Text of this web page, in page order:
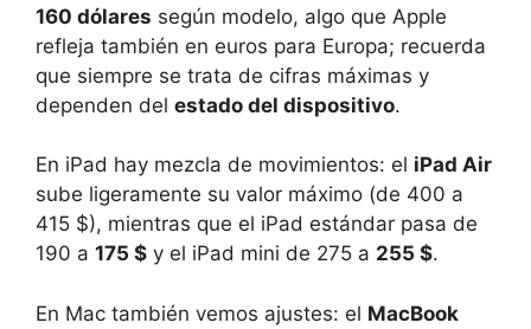
160 dólares según modelo, algo que Apple
refleja también en euros para Europa; recuerda
que siempre se trata de cifras máximas y
dependen del estado del dispositivo.
En iPad hay mezcla de movimientos: el iPad Air
sube ligeramente su valor máximo (de 400 a
415 $), mientras que el iPad estándar pasa de
190 a 175 $ y el iPad mini de 275 a 255 $.
En Mac también vemos ajustes: el MacBook